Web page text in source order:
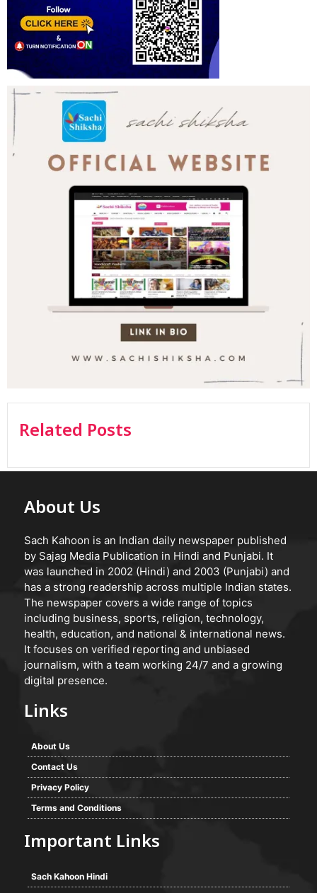
Related Posts
About Us
Sach Kahoon is an Indian daily newspaper published
by Sajag Media Publication in Hindi and Punjabi. It
was launched in 2002 (Hindi) and 2003 (Punjabi) and
has a strong readership across multiple Indian states.
The newspaper covers a wide range of topics
including business, sports, religion, technology,
health, education, and national & international news.
It focuses on verified reporting and unbiased
journalism, with a team working 24/7 and a growing
digital presence.
Links
About Us
Contact Us
Privacy Policy
Terms and Conditions
Important Links
Sach Kahoon Hindi